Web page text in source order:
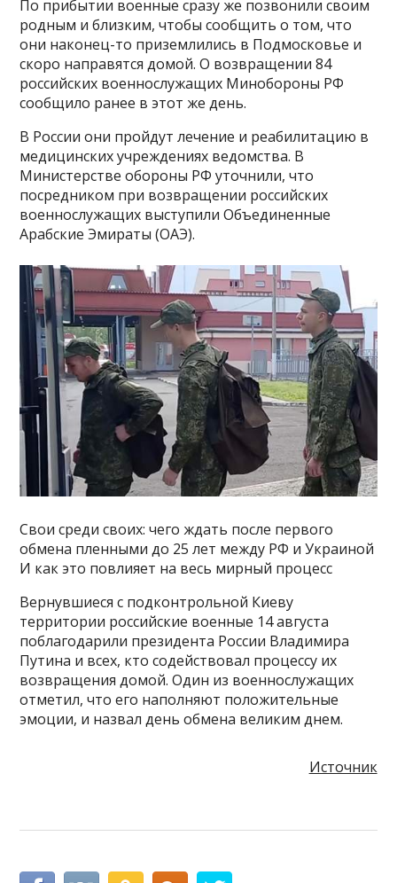
По прибытии военные сразу же позвонили своим
родным и близким, чтобы сообщить о том, что
они наконец-то приземлились в Подмосковье и
скоро направятся домой. О возвращении 84
российских военнослужащих Минобороны РФ
сообщило ранее в этот же день.
В России они пройдут лечение и реабилитацию в
медицинских учреждениях ведомства. В
Министерстве обороны РФ уточнили, что
посредником при возвращении российских
военнослужащих выступили Объединенные
Арабские Эмираты (ОАЭ).
Свои среди своих: чего ждать после первого
обмена пленными до 25 лет между РФ и Украиной
И как это повлияет на весь мирный процесс
Вернувшиеся с подконтрольной Киеву
территории российские военные 14 августа
поблагодарили президента России Владимира
Путина и всех, кто содействовал процессу их
возвращения домой. Один из военнослужащих
отметил, что его наполняют положительные
эмоции, и назвал день обмена великим днем.
Источник